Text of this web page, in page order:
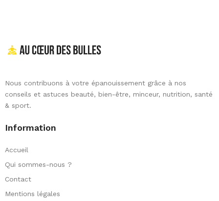
Nous contribuons à votre épanouissement grâce à nos
conseils et astuces beauté, bien-être, minceur, nutrition, santé
& sport.
Information
Accueil
Qui sommes-nous ?
Contact
Mentions légales